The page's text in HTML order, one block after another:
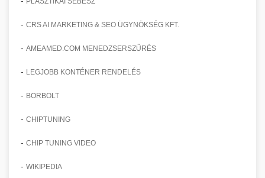
- CRS AI MARKETING & SEO ÜGYNÖKSÉG KFT.
- AMEAMED.COM MENEDZSERSZŰRÉS
- LEGJOBB KONTÉNER RENDELÉS
- BORBOLT
- CHIPTUNING
- CHIP TUNING VIDEO
- WIKIPEDIA